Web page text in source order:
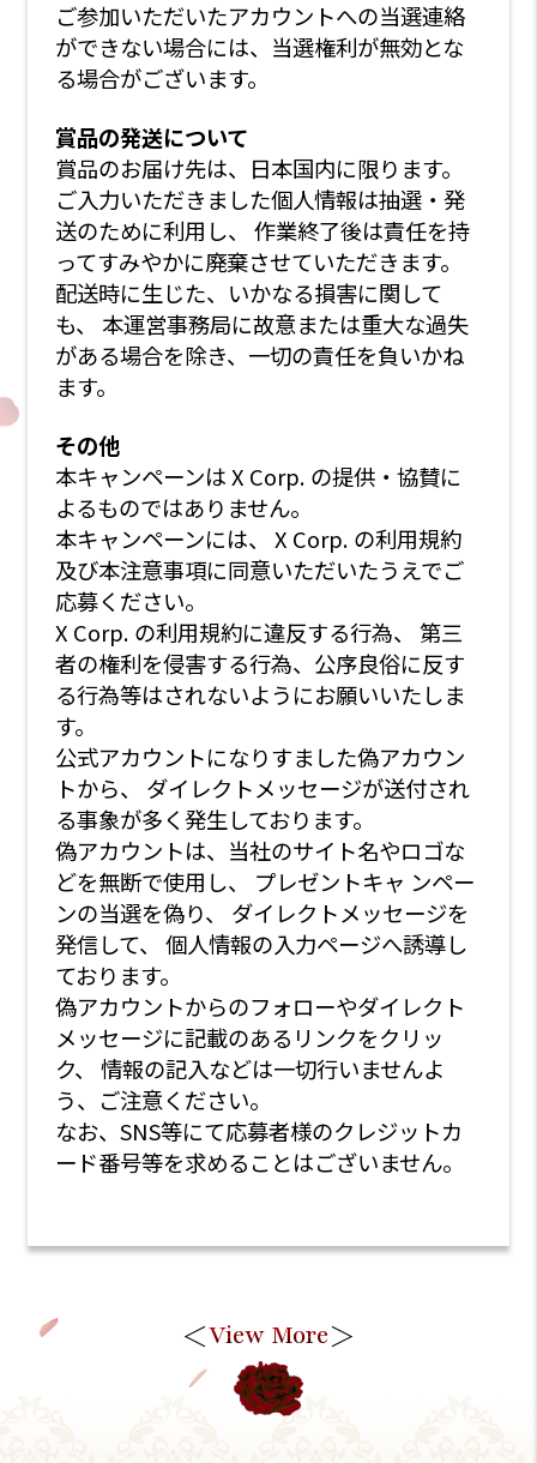
ご参加いただいたアカウントへの当選連絡
ができない場合には、当選権利が無効とな
る場合がございます。
賞品の発送について
賞品のお届け先は、日本国内に限ります。
ご入力いただきました個人情報は抽選・発
送のために利用し、 作業終了後は責任を持
ってすみやかに廃棄させていただきます。
配送時に生じた、いかなる損害に関して
も、 本運営事務局に故意または重大な過失
がある場合を除き、一切の責任を負いかね
ます。
その他
本キャンペーンは X Corp. の提供・協賛に
よるものではありません。
本キャンペーンには、 X Corp. の利用規約
及び本注意事項に同意いただいたうえでご
応募ください。
X Corp. の利用規約に違反する行為、 第三
者の権利を侵害する行為、公序良俗に反す
る行為等はされないようにお願いいたしま
す。
公式アカウントになりすました偽アカウン
トから、 ダイレクトメッセージが送付され
る事象が多く発生しております。
偽アカウントは、当社のサイト名やロゴな
どを無断で使用し、 プレゼントキャ ンペー
ンの当選を偽り、 ダイレクトメッセージを
発信して、 個人情報の入力ページへ誘導し
ております。
偽アカウントからのフォローやダイレクト
メッセージに記載のあるリンクをクリッ
ク、 情報の記入などは一切行いませんよ
う、ご注意ください。
なお、SNS等にて応募者様のクレジットカ
ード番号等を求めることはございません。
＜View More＞